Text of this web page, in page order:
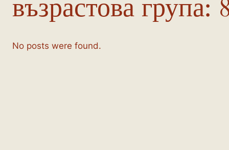
възрастова група:
No posts were found.